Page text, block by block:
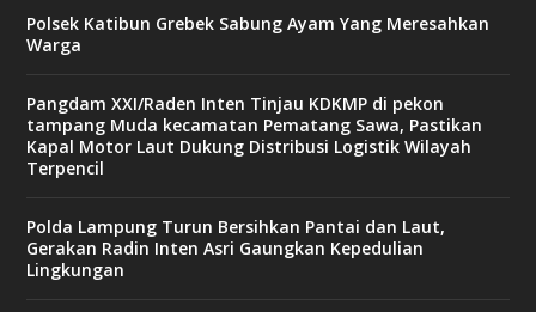
Polsek Katibun Grebek Sabung Ayam Yang Meresahkan
Warga
Pangdam XXI/Raden Inten Tinjau KDKMP di pekon
tampang Muda kecamatan Pematang Sawa, Pastikan
Kapal Motor Laut Dukung Distribusi Logistik Wilayah
Terpencil
Polda Lampung Turun Bersihkan Pantai dan Laut,
Gerakan Radin Inten Asri Gaungkan Kepedulian
Lingkungan